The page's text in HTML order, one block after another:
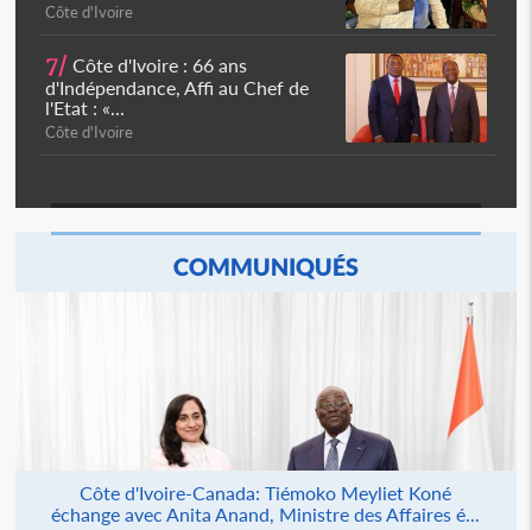
Côte d'Ivoire
7/ Côte d'Ivoire : 66 ans
d'Indépendance, Affi au Chef de
l'Etat : «...
Côte d'Ivoire
COMMUNIQUÉS
Côte d'Ivoire-Canada: Tiémoko Meyliet Koné
échange avec Anita Anand, Ministre des Affaires é...